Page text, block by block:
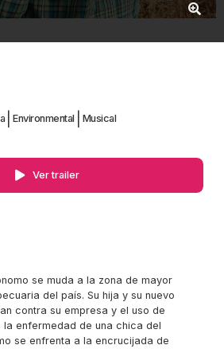
Environmental Musical
Ver trailer
se muda a la zona de mayor
del país. Su hija y su nuevo
contra su empresa y el uso de
la enfermedad de una chica del
se enfrenta a la encrucijada de